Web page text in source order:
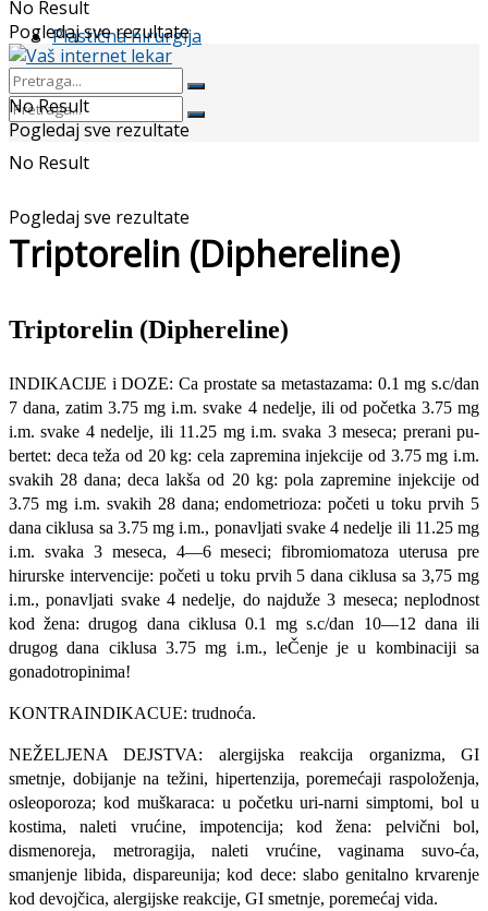
Plastična hirurgija
No Result
Pogledaj sve rezultate
No Result
Pogledaj sve rezultate
No Result
Pogledaj sve rezultate
Triptorelin (Diphereline)
Triptorelin (Diphereline)
INDIKACIJE i DOZE: Ca prostate sa metastazama: 0.1 mg s.c/dan
7 dana, zatim 3.75 mg i.m. svake 4 nedelje, ili od početka 3.75 mg
i.m. svake 4 nedelje, ili 11.25 mg i.m. svaka 3 meseca; prerani pu­
bertet: deca teža od 20 kg: cela zapremina injekcije od 3.75 mg i.m.
svakih 28 dana; deca lakša od 20 kg: pola zapremine injekcije od
3.75 mg i.m. svakih 28 dana; endometrioza: početi u toku prvih 5
dana ci­klusa sa 3.75 mg i.m., ponavljati svake 4 nedelje ili 11.25 mg
i.m. svaka 3 meseca, 4—6 meseci; fibromiomatoza uterusa pre
hirurske intervencije: početi u toku prvih 5 dana ciklusa sa 3,75 mg
i.m., pona­vljati svake 4 nedelje, do najduže 3 meseca; neplodnost
kod žena: drugog dana ciklusa 0.1 mg s.c/dan 10—12 dana ili
drugog dana ci­klusa 3.75 mg i.m., leČenje je u kombinaciji sa
gonadotropinima!
KONTRAINDIKACUE: trudnoća.
NEŽELJENA DEJSTVA: alergijska reakcija organizma, GI
smetnje, dobijanje na težini, hipertenzija, poremećaji raspoloženja,
osleoporoza; kod muškaraca: u početku uri-narni simptomi, bol u
kostima, naleti vrućine, impotencija; kod žena: pelvični bol,
dismenoreja, metroragija, naleti vrućine, vaginama suvo-ća,
smanjenje libida, dispareunija; kod dece: slabo genitalno krvarenje
kod devojčica, alergijske reakcije, GI smetnje, poremećaj vida.